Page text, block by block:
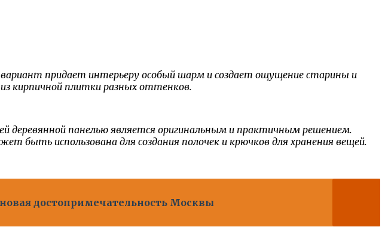
придает интерьеру особый шарм и создает ощущение старины и
кирпичной плитки разных оттенков.
деревянной панелью является оригинальным и практичным решением.
использована для создания полочек и крючков для хранения вещей.
достопримечательность Москвы